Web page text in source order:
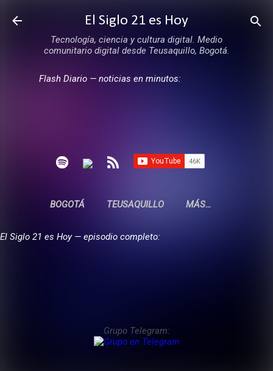
Ir al contenido principal
El Siglo 21 es Hoy
Tecnología, ciencia y cultura digital. Medio
comunitario digital desde Teusaquillo, Bogotá.
Flash Diario — noticias en minutos:
BOGOTÁ TEUSAQUILLO MÁS…
El Siglo 21 es Hoy — episodio completo:
Grupo Telegram: